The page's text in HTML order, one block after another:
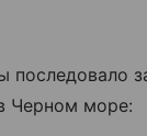
последовало
Черном море: